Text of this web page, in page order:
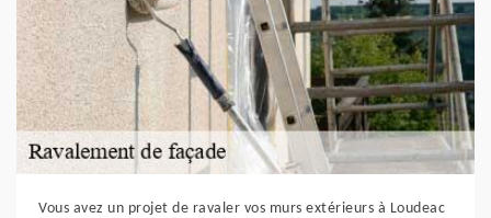
Vous avez un projet de ravaler vos murs extérieurs à Loudeac